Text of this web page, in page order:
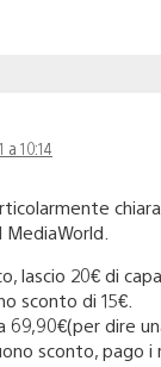
a 10:14
chiara
lascio 20€ di
sconto di 15€.
69,90€(per dire
sconto, pago i